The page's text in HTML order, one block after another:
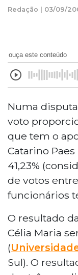
Redação | 03/09/
ouça este conteúdo
Numa
voto
que tem o
Catarino
41,23%
de votos
funcionários
O resultado
Célia Maria
(
Sul). O